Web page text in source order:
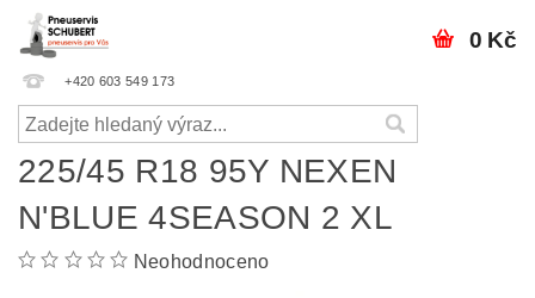
+420 603 549 173
0 Kč
225/45 R18 95Y NEXEN
N'BLUE 4SEASON 2 XL
Neohodnoceno